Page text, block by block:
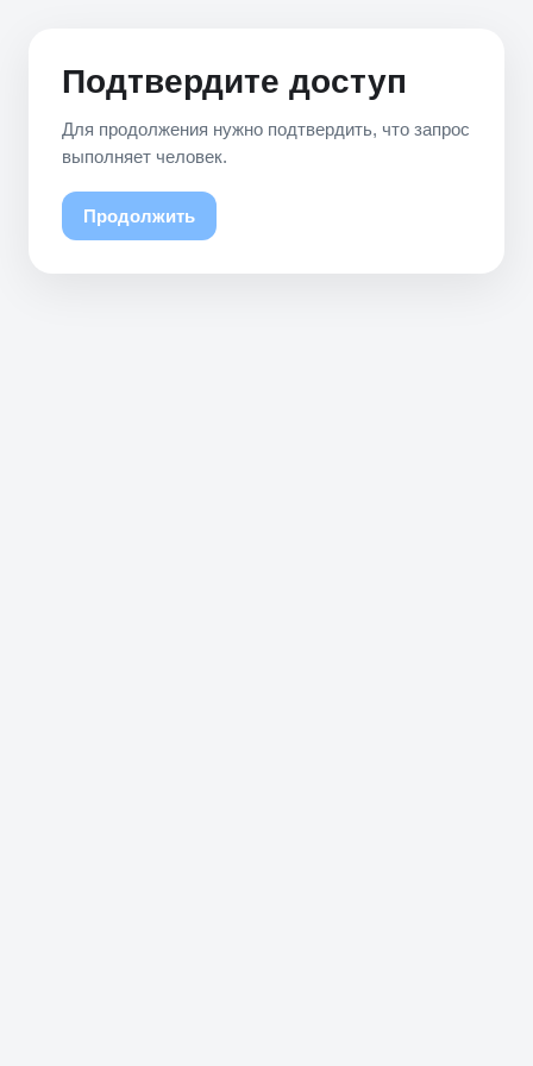
Подтвердите доступ
Для продолжения нужно подтвердить, что запрос
выполняет человек.
Продолжить